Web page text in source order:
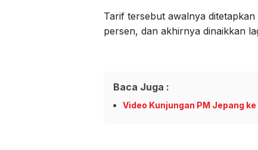
Tarif tersebut awalnya
persen, dan akhirnya dinaikkan
Baca Juga :
Video Kunjungan PM Jepang